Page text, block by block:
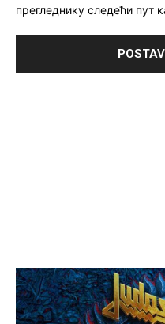
прегледнику следећи пут